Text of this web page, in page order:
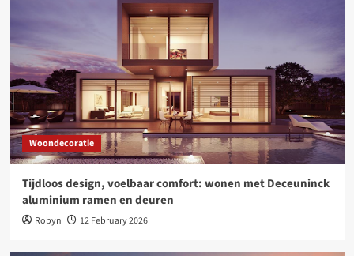
Online platforms: kansen en uitdagingen voor
freelancers
Woondecoratie
Tijdloos design, voelbaar comfort: wonen met Deceuninck
aluminium ramen en deuren
Robyn 12 February 2026